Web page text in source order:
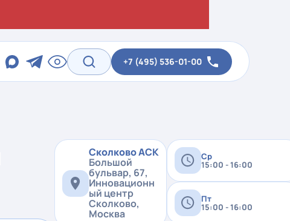
+7 (495) 536-01-00
Сколково АСК
Большой
бульвар, 67,
Инновационн
ый центр
Сколково,
Москва
Ср
15:00 - 16:00
Пт
15:00 - 16:00